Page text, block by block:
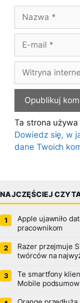
Nazwa
Witryna
internetowa
Ta strona
Dowiedz się, w
dane Twoich
NAJCZĘŚCIEJ
Apple ujawniło
pracownikom
Razer przejmuje
twórców na
Te smartfony
Mobile